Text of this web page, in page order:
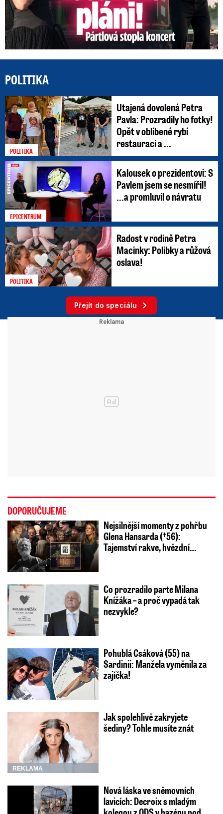
POLITIKA
POLITIKA
Utajená dovolená Petra
Pavla: Prozradily ho fotky!
Opět v oblíbené rybí
restauraci a ...
EPICENTRUM
Kalousek o prezidentovi: S
Pavlem jsem se nesmířil!
...a promluvil o návratu
POLITIKA
Radost v rodině Petra
Macinky: Polibky a růžová
oslava!
Přejít do speciálu
DOPORUČUJEME
Nejsilnější momenty z pohřbu
Glena Hansarda (†56):
Tajemství rakve, hvězdní…
Co prozradilo parte Milana
Knížáka – a proč vypadá tak
nezvykle?
Pohublá Csáková (55) na
Sardinii: Manžela vyměnila za
zajíčka!
REKLAMA
Jak spolehlivě zakryjete
šediny? Tohle musíte znát
Nová láska ve sněmovních
lavicích: Decroix s mladým